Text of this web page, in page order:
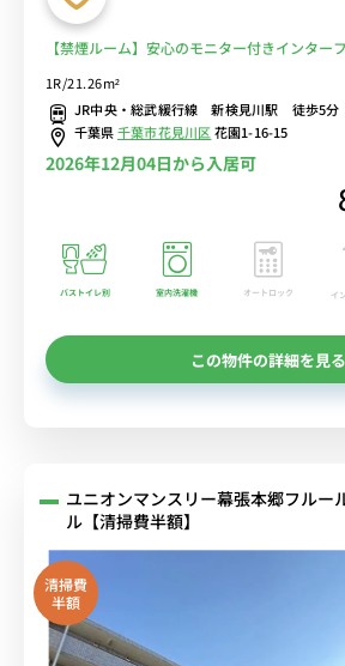
【禁煙ルーム】安心のモニター付きインター
のあるお部屋/JR中央線、京成千葉線の2路線
格安レンタル中！
1R/21.26m²
JR中央・総武緩行線 新検見川駅 徒歩5分
千葉県千葉市花見川区花園1-16-15
2026年12月04日から入居可
バストイレ別 室内洗濯機 オートロック
イ
この物件の詳細を見る
ユニオンマンスリー幕張本郷フルー
ル【清掃費半額】
清掃費
半額